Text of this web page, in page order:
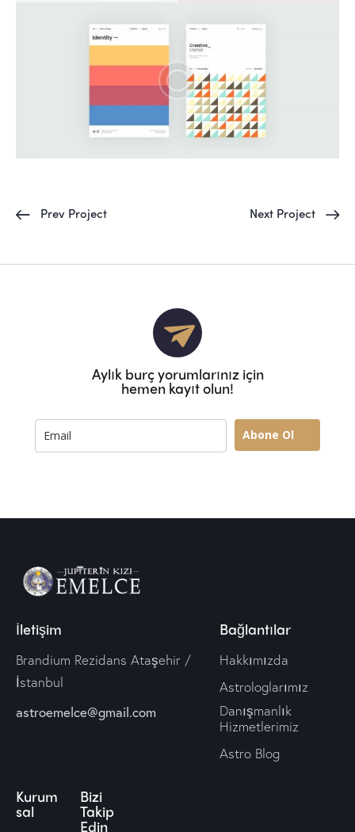
Prev Project Next Project
Aylık burç yorumlarınız için
hemen kayıt olun!
Abone Ol
İletişim
Brandium Rezidans Ataşehir /
İstanbul
astroemelce@gmail.com
Bağlantılar
Hakkımızda
Astrologlarımız
Danışmanlık
Hizmetlerimiz
Astro Blog
Kurum
sal
Bizi
Takip
Edin